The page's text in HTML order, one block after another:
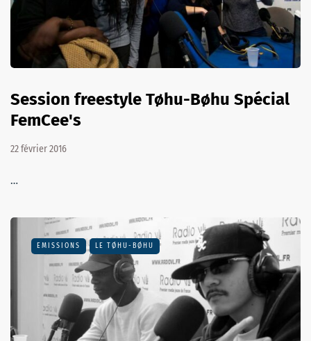
Session freestyle Tøhu-Bøhu Spécial
FemCee's
22 février 2016
…
EMISSIONS LE TØHU-BØHU